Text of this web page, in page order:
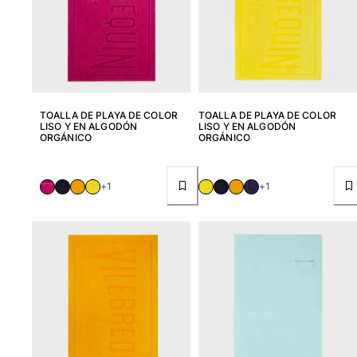
Camiseta de baño
Trajes de baño mágicos
Ver todo Trajes de baño
Pret-a-porter
Polos
Camisetas
Camisas
Shorts
Ver todo Pret-a-porter
TOALLA DE PLAYA DE COLOR
LISO Y EN ALGODÓN
ORGÁNICO
+1
TOALLA DE PLAYA DE COLOR
LISO Y EN ALGODÓN
ORGÁNICO
+1